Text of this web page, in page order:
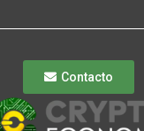
Contacto